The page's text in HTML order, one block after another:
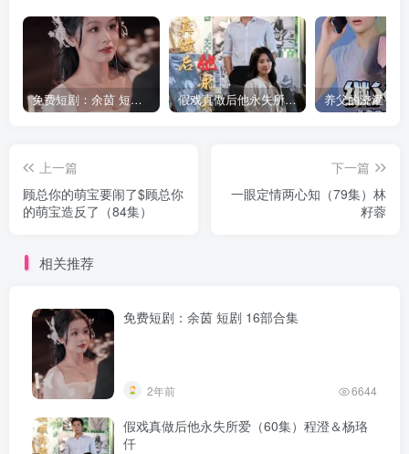
免费短剧：余茵 短剧 16部合集 假戏真做后他永失所爱（60集）程澄＆杨珞仟
上一篇
顾总你的萌宝要闹了$顾总你
的萌宝造反了（84集）
下一篇
一眼定情两心知（79集）林
籽蓉
相关推荐
免费短剧：余茵 短剧 16部合集
2年前 6644
假戏真做后他永失所爱（60集）程澄＆杨珞
仟